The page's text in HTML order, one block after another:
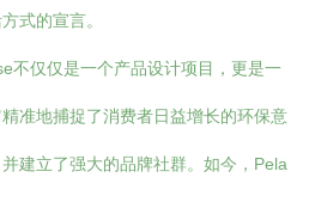
式的宣言。
不仅仅是一个产品设计项目，更是一
准地捕捉了消费者日益增长的环保意
建立了强大的品牌社群。如今，Pela